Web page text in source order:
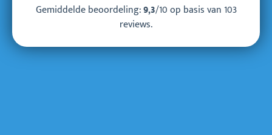
Gemiddelde beoordeling:9,3/10 op basis van 103
reviews.